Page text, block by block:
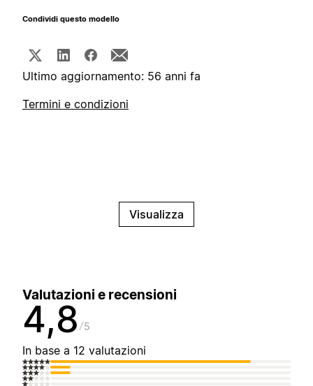
Condividi questo modello
Ultimo aggiornamento: 56 anni fa
Termini e condizioni
Visualizza
Valutazioni e recensioni
4,8 5
In base a 12 valutazioni